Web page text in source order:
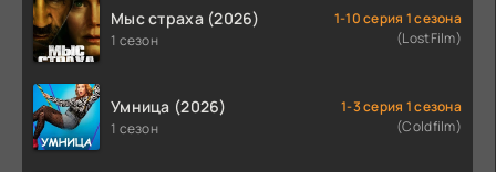
Мыс страха (2026)
1 сезон
1-10 серия 1 сезона
(LostFilm)
Умница (2026)
1 сезон
1-3 серия 1 сезона
(Coldfilm)